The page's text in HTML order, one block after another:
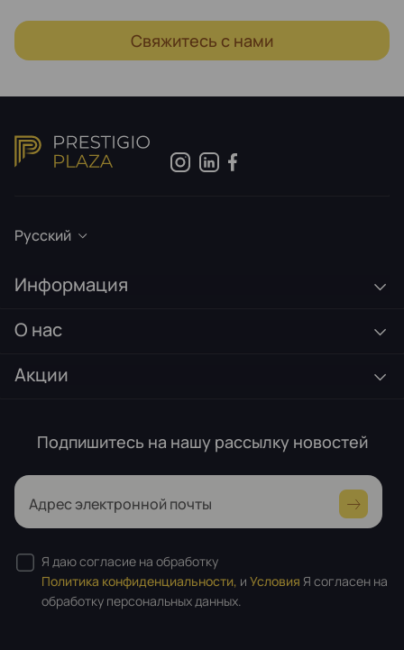
Свяжитесь с нами
Русский
Информация
О нас
Акции
Подпишитесь на нашу рассылку новостей
Адрес электронной почты
Я даю согласие на обработку
Политика конфиденциальности, и Условия Я согласен на
обработку персональных данных.